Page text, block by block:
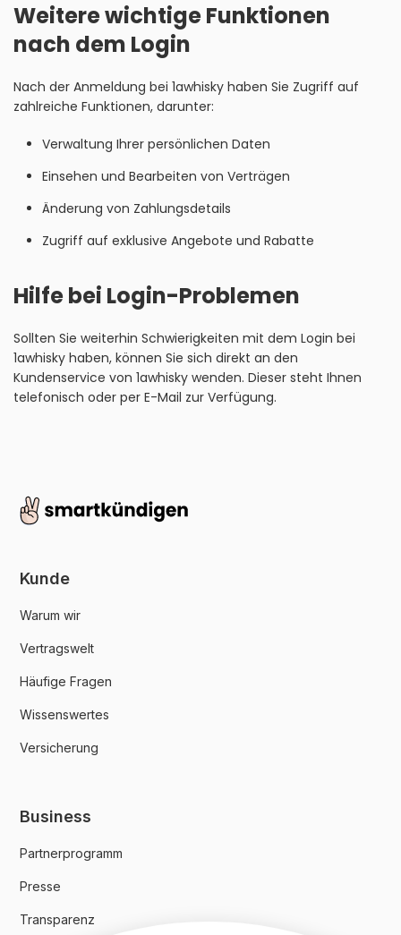
Weitere wichtige Funktionen
nach dem Login
Nach der Anmeldung bei 1awhisky haben Sie Zugriff auf
zahlreiche Funktionen, darunter:
Verwaltung Ihrer persönlichen Daten
Einsehen und Bearbeiten von Verträgen
Änderung von Zahlungsdetails
Zugriff auf exklusive Angebote und Rabatte
Hilfe bei Login-Problemen
Sollten Sie weiterhin Schwierigkeiten mit dem Login bei
1awhisky haben, können Sie sich direkt an den
Kundenservice von 1awhisky wenden. Dieser steht Ihnen
telefonisch oder per E-Mail zur Verfügung.
Kunde
Warum wir
Vertragswelt
Häufige Fragen
Wissenswertes
Versicherung
Business
Partnerprogramm
Presse
Transparenz